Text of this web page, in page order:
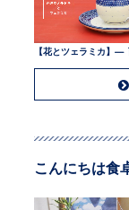
こんにちは食